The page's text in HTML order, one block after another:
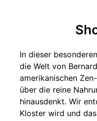
In dieser
die Welt von
amerikanischen
über die reine
hinausdenkt. Wir
Kloster wird und